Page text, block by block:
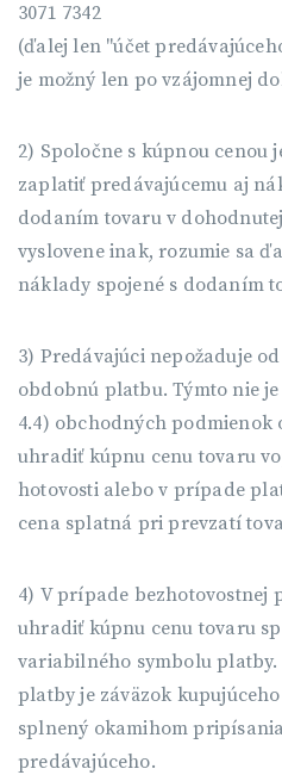
3071 7342
(ďalej len "účet
je možný len po vzájomnej
2) Spoločne s kúpnou cenou
zaplatiť predávajúcemu aj
dodaním tovaru v
vyslovene inak, rozumie sa
náklady spojené s dodaním
3) Predávajúci nepožaduje
obdobnú platbu. Týmto nie
4.4) obchodných
uhradiť kúpnu cenu tovaru
hotovosti alebo v prípade
cena splatná pri prevzatí
4) V prípade bezhotovostnej
uhradiť kúpnu cenu tovaru
variabilného symbolu
platby je záväzok
splnený okamihom
predávajúceho.